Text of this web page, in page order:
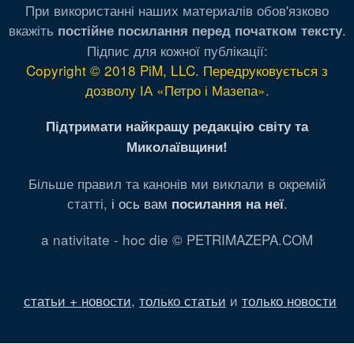
При використанні наших материалів обов'язково
вкажіть постійне посилання перед початком тексту.
Підпис для кожної публікації:
Copyright © 2018 PiM, LLC. Передруковується з
дозволу ІА «Петро і Мазепа».
Підтримати найкращу редакцію світу та
Миколаївщини!
Більше правил та канонів ми виклали в окремій
статті, і ось вам посилання на неї.
a nativitate - hoc die © PETRIMAZEPA.COM
статьи + новости, только статьи и только новости